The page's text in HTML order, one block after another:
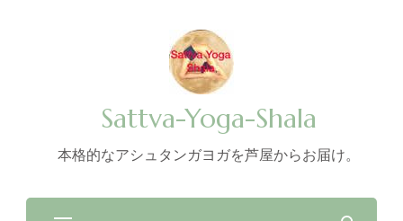
Sattva-Yoga-Shala
本格的なアシュタンガヨガを芦屋からお届け。